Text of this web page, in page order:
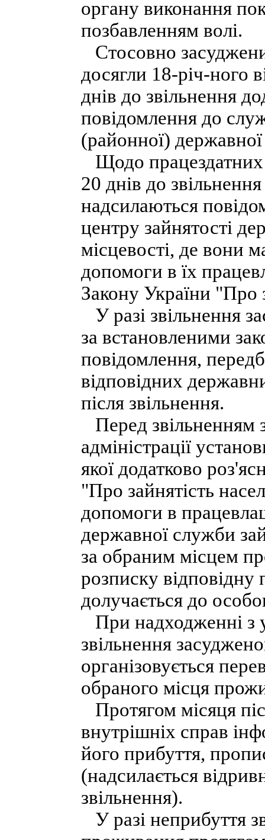
органу виконання
позбавленням волі.
Стосовно
досягли 18-річ-ного
днів до звільнення
повідомлення до
(районної) державної
Щодо працездатних
20 днів до
надсилаються
центру зайнятості
місцевості, де вони
допомоги в їх
Закону України "Про
У разі звільнення
за встановленими
повідомлення,
відповідних
після звільнення.
Перед звільненням
адміністрації
якої додатково
"Про зайнятість
допомоги в
державної служби
за обраним місцем
розписку
долучається до
При надходженні з
звільнення
організовується
обраного місця
Протягом місяця
внутрішніх справ
його прибуття,
(надсилається
звільнення).
У разі неприбуття